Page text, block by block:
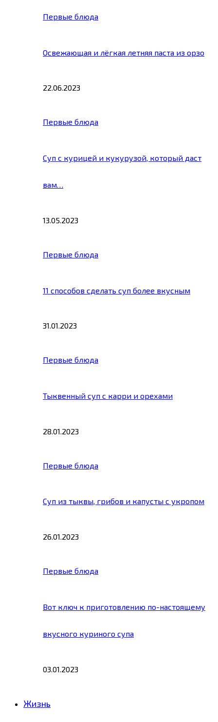
Первые блюда
Освежающая и лёгкая летняя паста из орзо
22.06.2023
Первые блюда
Суп с курицей и кукурузой, который даст
вам…
13.05.2023
Первые блюда
11 способов сделать суп более вкусным
31.01.2023
Первые блюда
Тыквенный суп с карри и орехами
28.01.2023
Первые блюда
Суп из тыквы, грибов и капусты с укропом
26.01.2023
Первые блюда
Вот ключ к приготовлению по-настоящему
вкусного куриного супа
03.01.2023
Жизнь